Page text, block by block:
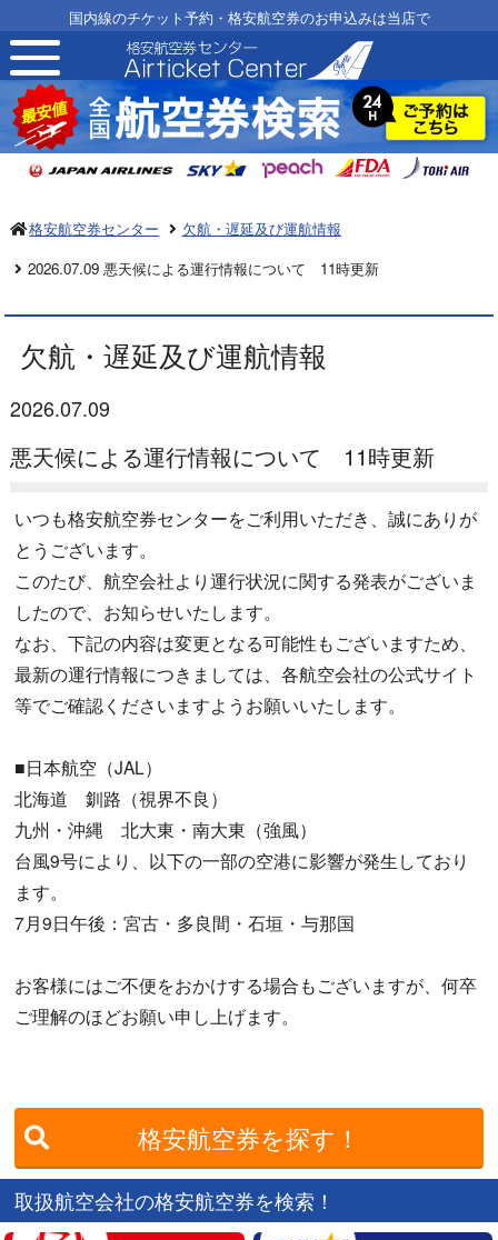
国内線のチケット予約・格安航空券のお申込みは当店で
toggle
navigation
格安航空券センター
欠航・遅延及び運航情報
2026.07.09 悪天候による運行情報について 11時更新
欠航・遅延及び運航情報
2026.07.09
悪天候による運行情報について 11時更新
いつも格安航空券センターをご利用いただき、誠にありが
とうございます。
このたび、航空会社より運行状況に関する発表がございま
したので、お知らせいたします。
なお、下記の内容は変更となる可能性もございますため、
最新の運行情報につきましては、各航空会社の公式サイト
等でご確認くださいますようお願いいたします。
■日本航空（JAL）
北海道 釧路（視界不良）
九州・沖縄 北大東・南大東（強風）
台風9号により、以下の一部の空港に影響が発生しており
ます。
7月9日午後：宮古・多良間・石垣・与那国
お客様にはご不便をおかけする場合もございますが、何卒
ご理解のほどお願い申し上げます。
格安航空券を探す！
取扱航空会社の格安航空券を検索！